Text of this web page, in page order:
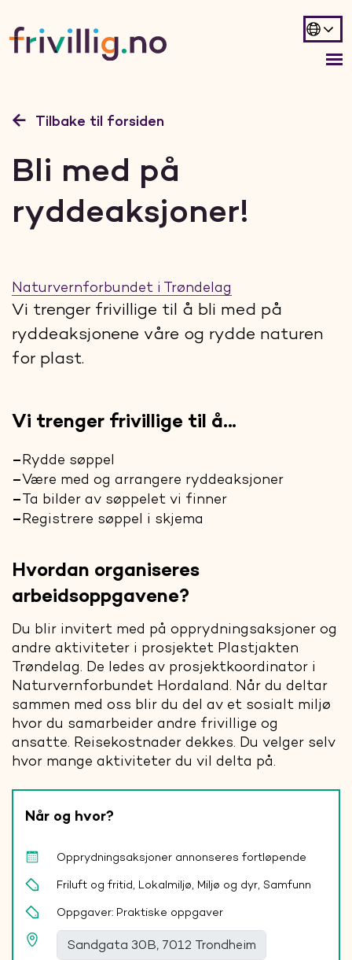
Tilbake til forsiden
Bli med på
ryddeaksjoner!
Naturvernforbundet i Trøndelag
Vi trenger frivillige til å bli med på
ryddeaksjonene våre og rydde naturen
for plast.
Vi trenger frivillige til å…
Rydde søppel
Være med og arrangere ryddeaksjoner
Ta bilder av søppelet vi finner
Registrere søppel i skjema
Hvordan organiseres
arbeidsoppgavene?
Du blir invitert med på opprydningsaksjoner og
andre aktiviteter i prosjektet Plastjakten
Trøndelag. De ledes av prosjektkoordinator i
Naturvernforbundet Hordaland. Når du deltar
sammen med oss blir du del av et sosialt miljø
hvor du samarbeider andre frivillige og
ansatte. Reisekostnader dekkes. Du velger selv
hvor mange aktiviteter du vil delta på.
Når og hvor?
Opprydningsaksjoner annonseres fortløpende
Friluft og fritid, Lokalmiljø, Miljø og dyr, Samfunn
Oppgaver: Praktiske oppgaver